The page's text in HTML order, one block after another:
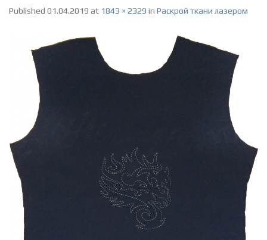
Published 01.04.2019 at 1843 × 2329 in Раскрой ткани лазером